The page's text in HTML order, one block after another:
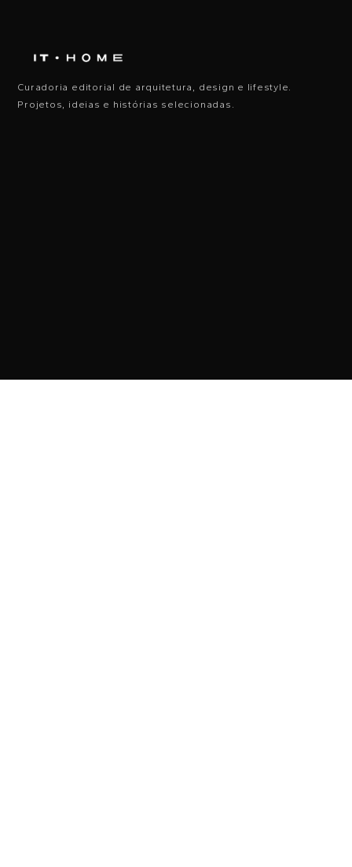
Curadoria editorial de arquitetura, design e lifestyle.
Projetos, ideias e histórias selecionadas.